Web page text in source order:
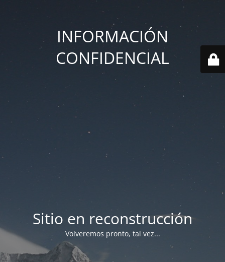
INFORMACIÓN
CONFIDENCIAL
Sitio en reconstrucción
Volveremos pronto, tal vez...